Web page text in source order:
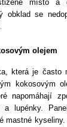
místo a
obklad se
olejem
která je často
kokosovým
napomáhají
lupénky.
mastné kyseliny.